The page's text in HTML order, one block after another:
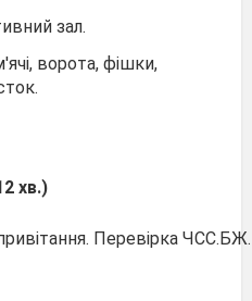
зал.
ворота, фішки,
хв.)
Перевірка ЧСС.БЖ.